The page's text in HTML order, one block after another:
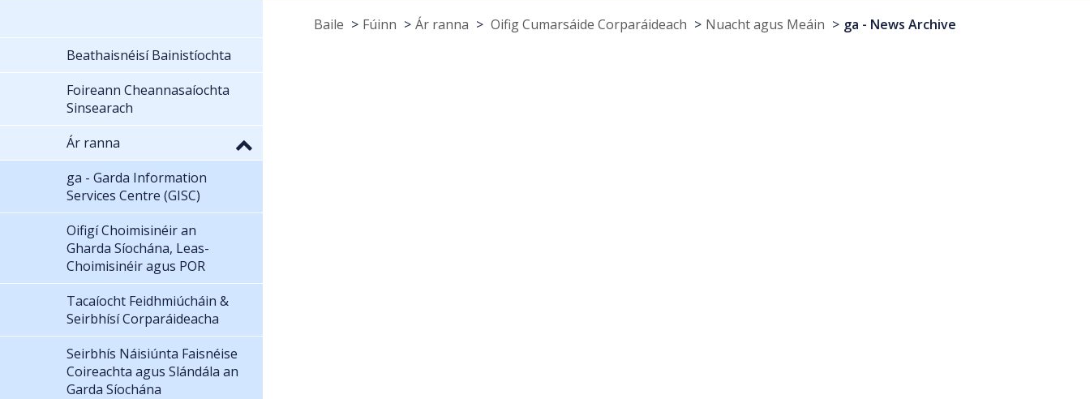
Baile Fúinn Ár ranna Oifig Cumarsáide Corparáideach Nuacht agus Meáin
ga - News Archive
Beathaisnéisí Bainistíochta
Foireann Cheannasaíochta
Sinsearach
Ár ranna
ga - Garda Information
Services Centre (GISC)
Oifigí Choimisinéir an
Gharda Síochána, Leas-
Choimisinéir agus POR
Tacaíocht Feidhmiúcháin &
Seirbhísí Corparáideacha
Seirbhís Náisiúnta Faisnéise
Coireachta agus Slándála an
Garda Síochána